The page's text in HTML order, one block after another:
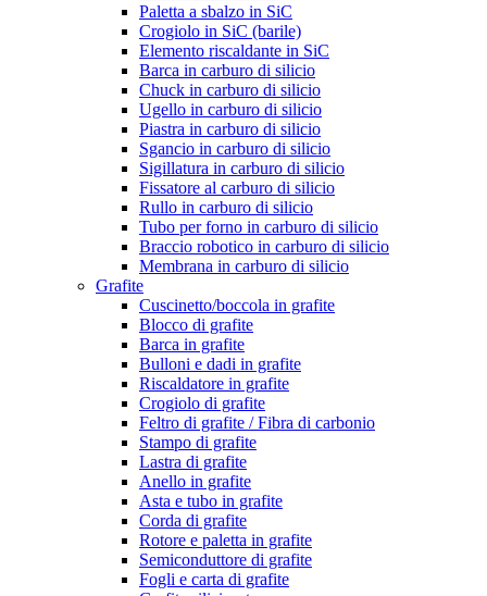
Paletta a sbalzo in SiC
Crogiolo in SiC (barile)
Elemento riscaldante in SiC
Barca in carburo di silicio
Chuck in carburo di silicio
Ugello in carburo di silicio
Piastra in carburo di silicio
Sgancio in carburo di silicio
Sigillatura in carburo di silicio
Fissatore al carburo di silicio
Rullo in carburo di silicio
Tubo per forno in carburo di silicio
Braccio robotico in carburo di silicio
Membrana in carburo di silicio
Grafite
Cuscinetto/boccola in grafite
Blocco di grafite
Barca in grafite
Bulloni e dadi in grafite
Riscaldatore in grafite
Crogiolo di grafite
Feltro di grafite / Fibra di carbonio
Stampo di grafite
Lastra di grafite
Anello in grafite
Asta e tubo in grafite
Corda di grafite
Rotore e paletta in grafite
Semiconduttore di grafite
Fogli e carta di grafite